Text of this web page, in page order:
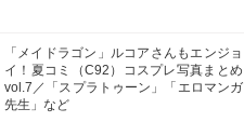
「メイドラゴン」ルコアさんもエンジョ
イ！夏コミ（C92）コスプレ写真まとめ
vol.7／「スプラトゥーン」「エロマンガ
先生」など